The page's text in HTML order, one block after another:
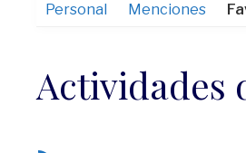
Personal Menciones
Actividades